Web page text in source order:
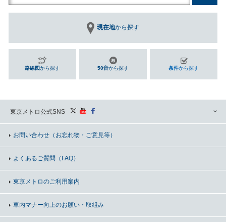
路線図から探す 50音から探す 条件から探す
現在地から探す
東京メトロ公式SNS
お問い合わせ （お忘れ物・ご意見等）
よくあるご質問（FAQ）
東京メトロのご利用案内
車内マナー向上のお願い・取組み